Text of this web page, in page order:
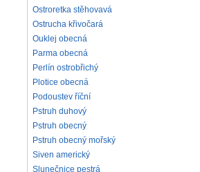
Ostroretka stěhovavá
Ostrucha křivočará
Ouklej obecná
Parma obecná
Perlín ostrobřichý
Plotice obecná
Podoustev říční
Pstruh duhový
Pstruh obecný
Pstruh obecný mořský
Siven americký
Slunečnice pestrá